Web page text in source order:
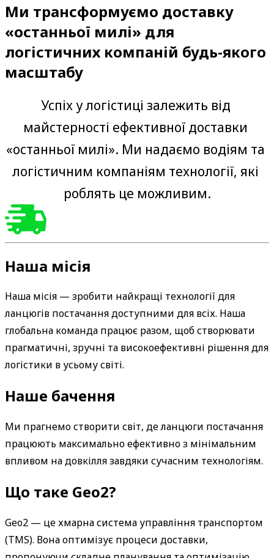
Ми трансформуємо доставку
«останньої милі» для
логістичних компаній будь-якого
масштабу
Успіх у логістиці залежить від
майстерності ефективної доставки
«останньої милі». Ми надаємо водіям та
логістичним компаніям технології, які
роблять це можливим.
Наша місія
Наша місія — зробити найкращі технології для
ланцюгів постачання доступними для всіх. Наша
глобальна команда працює разом, щоб створювати
прагматичні, зручні та високоефективні рішення для
логістики в усьому світі.
Наше бачення
Ми прагнемо створити світ, де ланцюги постачання
працюють максимально ефективно з мінімальним
впливом на довкілля завдяки сучасним технологіям.
Що таке Geo2?
Geo2 — це хмарна система управління транспортом
(TMS). Вона оптимізує процеси доставки,